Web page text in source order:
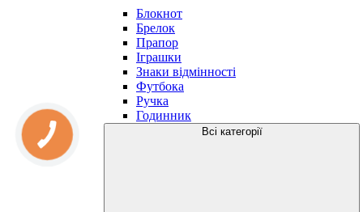
Блокнот
Брелок
Прапор
Іграшки
Знаки відмінності
Футбока
Ручка
Годинник
Всі категорії